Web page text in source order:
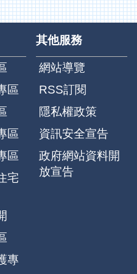
區
區
區
宅
專
其他服務
網站導覽
RSS訂閱
隱私權政策
資訊安全宣告
政府網站資料開
放宣告